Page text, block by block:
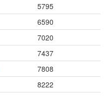
5795
6590
7020
7437
7808
8222